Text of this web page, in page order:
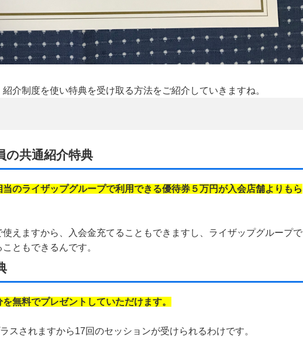
介制度を使い特典を受け取る方法をご紹介していきますね。
の共通紹介特典
のライザップグループで利用できる優待券５万円が入会店舗よりもら
えますから、入会金充てることもできますし、ライザップグループで
ともできるんです。
無料でプレゼントしていただけます。
スされますから17回のセッションが受けられるわけです。